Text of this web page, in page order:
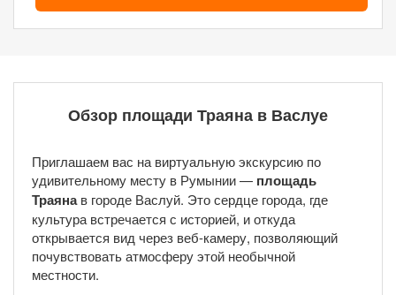
Обзор площади Траяна в Васлуе
Приглашаем вас на виртуальную экскурсию по
удивительному месту в Румынии — площадь
Траянав городе Васлуй. Это сердце города, где
культура встречается с историей, и откуда
открывается вид через веб-камеру, позволяющий
почувствовать атмосферу этой необычной
местности.